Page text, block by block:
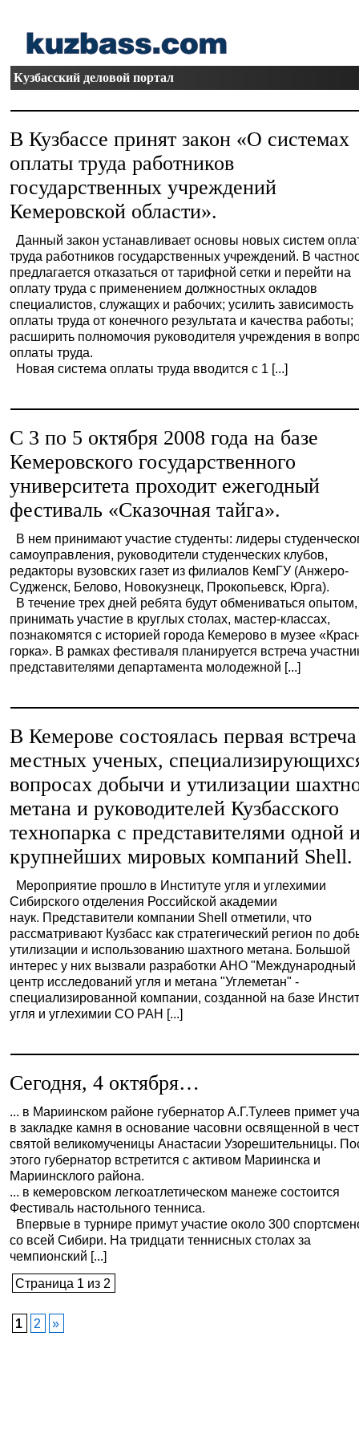
Кузбасский деловой портал
В Кузбассе принят закон «О системах
оплаты труда работников
государственных учреждений
Кемеровской области».
Данный закон устанавливает основы новых систем
труда работников государственных учреждений. В
предлагается отказаться от тарифной сетки и перейти на
оплату труда с применением должностных окладов
специалистов, служащих и рабочих; усилить зависимость
оплаты труда от конечного результата и качества работы;
расширить полномочия руководителя учреждения в
оплаты труда.
Новая система оплаты труда вводится с 1 [...]
С 3 по 5 октября 2008 года на базе
Кемеровского государственного
университета проходит ежегодный
фестиваль «Сказочная тайга».
В нем принимают участие студенты: лидеры
самоуправления, руководители студенческих клубов,
редакторы вузовских газет из филиалов КемГУ (Анжеро-
Судженск, Белово, Новокузнецк, Прокопьевск, Юрга).
В течение трех дней ребята будут обмениваться опытом,
принимать участие в круглых столах, мастер-классах,
познакомятся с историей города Кемерово в музее
горка». В рамках фестиваля планируется встреча
представителями департамента молодежной [...]
В Кемерове состоялась первая встреча
местных ученых,
вопросах добычи и утилизации
метана и руководителей Кузбасского
технопарка с представителями одной
крупнейших мировых компаний Shell.
Мероприятие прошло в Институте угля и углехимии
Сибирского отделения Российской академии
наук. Представители компании Shell отметили, что
рассматривают Кузбасс как стратегический регион по
утилизации и использованию шахтного метана. Большой
интерес у них вызвали разработки АНО "Международный
центр исследований угля и метана "Углеметан" -
специализированной компании, созданной на базе
угля и углехимии СО РАН [...]
Сегодня, 4 октября…
... в Мариинском районе губернатор А.Г.Тулеев примет
в закладке камня в основание часовни освященной в
святой великомученицы Анастасии Узорешительницы.
этого губернатор встретится с активом Мариинска и
Мариинсклого района.
... в кемеровском легкоатлетическом манеже состоится
Фестиваль настольного тенниса.
Впервые в турнире примут участие около 300
со всей Сибири. На тридцати теннисных столах за
чемпионский [...]
Страница 1 из 2
1 2 »